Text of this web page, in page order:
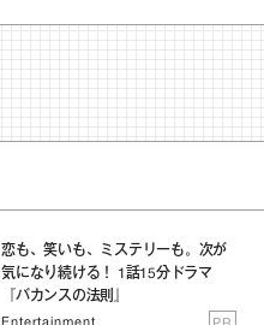
恋も、笑いも、ミステリーも。次が
気になり続ける！ 1話15分ドラマ
『バカンスの法則』